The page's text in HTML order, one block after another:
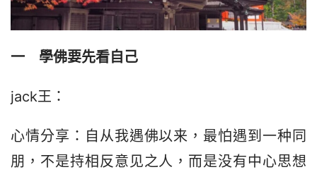
一　學佛要先看自己
jack王：
心情分享：自从我遇佛以来，最怕遇到一种同
朋，不是持相反意见之人，而是没有中心思想